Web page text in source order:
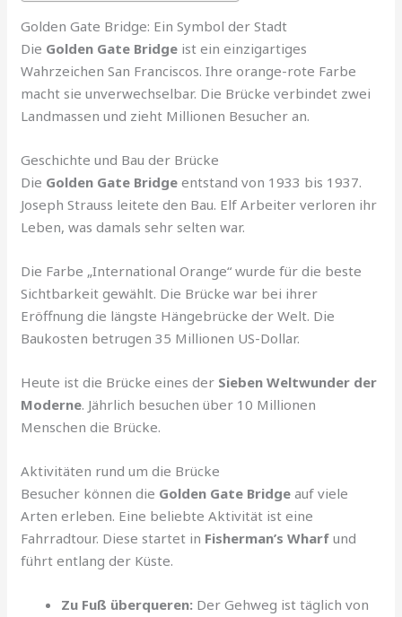
Golden Gate Bridge: Ein Symbol der Stadt
Die Golden Gate Bridge ist ein einzigartiges
Wahrzeichen San Franciscos. Ihre orange-rote Farbe
macht sie unverwechselbar. Die Brücke verbindet zwei
Landmassen und zieht Millionen Besucher an.
Geschichte und Bau der Brücke
Die Golden Gate Bridge entstand von 1933 bis 1937.
Joseph Strauss leitete den Bau. Elf Arbeiter verloren ihr
Leben, was damals sehr selten war.
Die Farbe „International Orange“ wurde für die beste
Sichtbarkeit gewählt. Die Brücke war bei ihrer
Eröffnung die längste Hängebrücke der Welt. Die
Baukosten betrugen 35 Millionen US-Dollar.
Heute ist die Brücke eines der Sieben Weltwunder der
Moderne. Jährlich besuchen über 10 Millionen
Menschen die Brücke.
Aktivitäten rund um die Brücke
Besucher können die Golden Gate Bridge auf viele
Arten erleben. Eine beliebte Aktivität ist eine
Fahrradtour. Diese startet in Fisherman’s Wharf und
führt entlang der Küste.
Zu Fuß überqueren: Der Gehweg ist täglich von